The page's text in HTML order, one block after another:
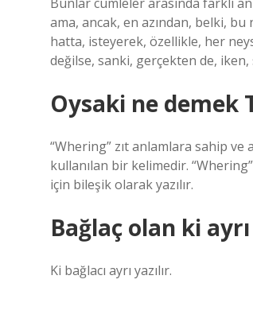
ama, ancak, en azından, belki, bu
hatta, isteyerek, özellikle, her
değilse, sanki, gerçekten de,
Oysaki ne demek
“Whering” zıt anlamlara sahip
kullanılan bir kelimedir.
için bileşik olarak yazılır.
Bağlaç olan ki ayrı
Ki bağlacı ayrı yazılır.